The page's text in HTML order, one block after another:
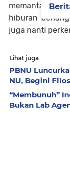
memantau
hiburan
juga nanti
Lihat juga
PBNU
NU, Begini
“Membunuh”
Bukan Lab